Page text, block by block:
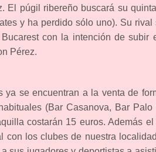
El púgil ribereño buscará su
y ha perdido sólo uno). Su
Bucarest con la intención de
Pérez.
ya se encuentran a la venta de
(Bar Casanova, Bar
costarán 15 euros. Además
con los clubes de nuestra